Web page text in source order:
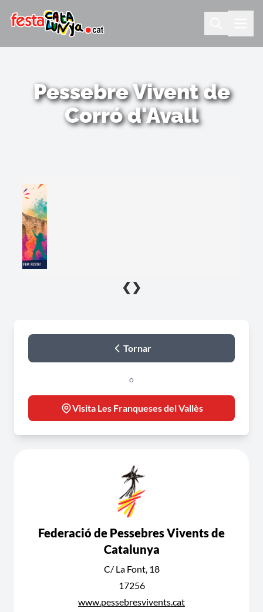
Pessebre Vivent de
Corró d'Avall
❮ ❯
Tornar
o
Visita Les Franqueses del Vallès
Federació de Pessebres Vivents de
Catalunya
C/ La Font, 18
17256
www.pessebresvivents.cat